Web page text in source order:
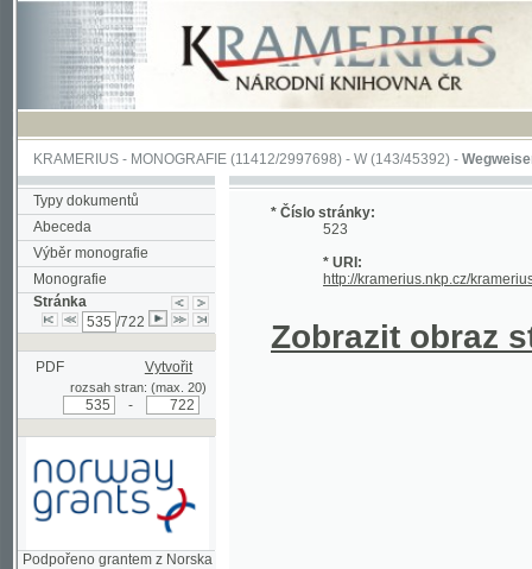
KRAMERIUS-MONOGRAFIE(11412/2997698) -W (143/45392)-Wegweiser durch
Typy dokumentů
Abeceda
Výběr monografie
Monografie
Stránka
/722
PDF Vytvořit
rozsah stran: (max. 20)
Podpořeno grantem z Norska
prostřednictvím Norského
* Číslo stránky:
523
* URI:
http://kramerius.nkp.cz/kramerius/